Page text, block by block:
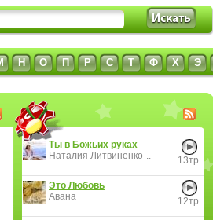
Н О П Р С Т Ф Х Э
Ты в Божьих руках
Наталия Литвиненко-..
13тр.
Это Любовь
Авана
12тр.